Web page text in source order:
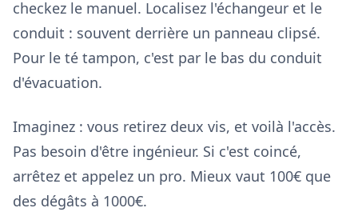
checkez le manuel. Localisez l'échangeur et le
conduit : souvent derrière un panneau clipsé.
Pour le té tampon, c'est par le bas du conduit
d'évacuation.
Imaginez : vous retirez deux vis, et voilà l'accès.
Pas besoin d'être ingénieur. Si c'est coincé,
arrêtez et appelez un pro. Mieux vaut 100€ que
des dégâts à 1000€.